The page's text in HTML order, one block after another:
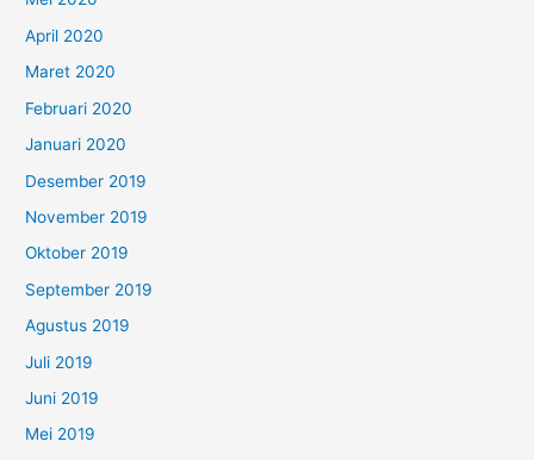
April 2020
Maret 2020
Februari 2020
Januari 2020
Desember 2019
November 2019
Oktober 2019
September 2019
Agustus 2019
Juli 2019
Juni 2019
Mei 2019